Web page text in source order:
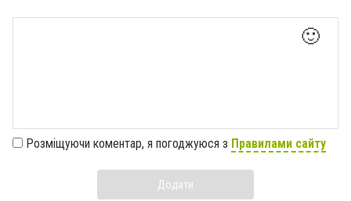
🙂
Розміщуючи коментар, я погоджуюся з Правилами сайту
Додати